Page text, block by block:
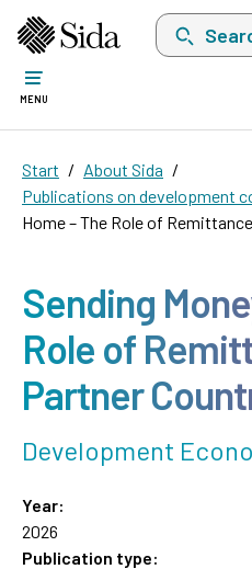
Search on
MENU
Start
About Sida
Publications on development
Home – The Role of
Sending
Role of
Partner
Development
Year:
2026
Publication type: